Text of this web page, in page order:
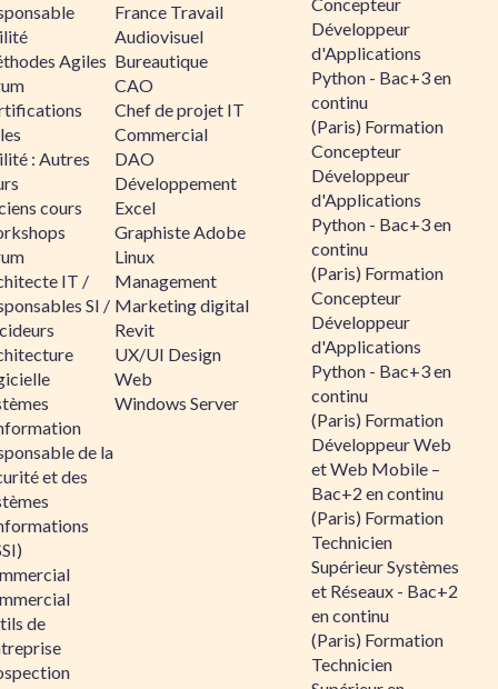
Agiles
: Autres
cours
IT /
SI /
de la
et des
de
France Travail
Audiovisuel
Bureautique
CAO
Chef de projet IT
Commercial
DAO
Développement
Excel
Graphiste Adobe
Linux
Management
Marketing digital
Revit
UX/UI Design
Web
Windows Server
Développeur
d'Applications
Python - Bac+3 en
continu
(Paris) Formation
Concepteur
Développeur
d'Applications
Python - Bac+3 en
continu
(Paris) Formation
Concepteur
Développeur
d'Applications
Python - Bac+3 en
continu
(Paris) Formation
Développeur Web
et Web Mobile –
Bac+2 en continu
(Paris) Formation
Technicien
Supérieur Systèmes
et Réseaux - Bac+2
en continu
(Paris) Formation
Technicien